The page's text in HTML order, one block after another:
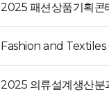
2025 패션상품기획콘
Fashion and Textiles
2025 의류설계생산분